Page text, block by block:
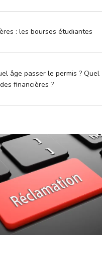
: les bourses étudiantes
âge passer le permis ? Quel
financières ?